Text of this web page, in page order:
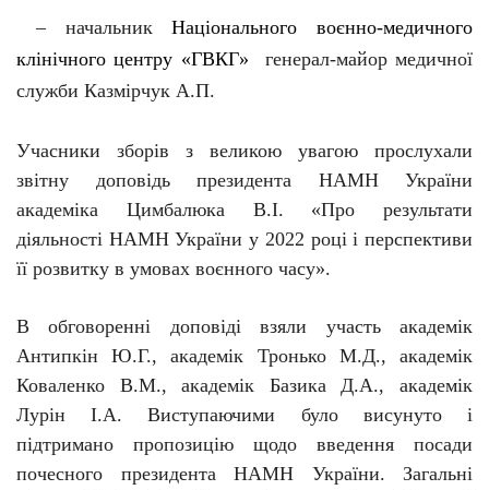
– начальникНаціонального воєнно-медичного
клінічного центру «ГВКГ» генерал-майор медичної
служби Казмірчук А.П.
Учасники зборів з великою увагою прослухали
звітну доповідь президента НАМН України
академіка Цимбалюка В.І. «Про результати
діяльності НАМН України у 2022 році і перспективи
її розвитку в умовах воєнного часу».
В обговоренні доповіді взяли участь академік
Антипкін Ю.Г., академік Тронько М.Д., академік
Коваленко В.М., академік Базика Д.А., академік
Лурін І.А. Виступаючими було висунуто і
підтримано пропозицію щодо введення посади
почесного президента НАМН України. Загальні